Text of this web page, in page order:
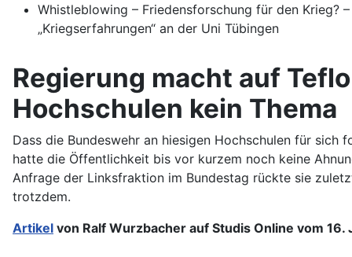
Whistleblowing – Friedensforschung für den Krieg?
„Kriegserfahrungen“ an der Uni Tübingen
Regierung macht auf
Hochschulen kein Thema
Dass die Bundeswehr an hiesigen Hochschulen für
hatte die Öffentlichkeit bis vor kurzem noch keine
Anfrage der Linksfraktion im Bundestag rückte sie
trotzdem.
Artikel von Ralf Wurzbacher auf Studis Online vom 16.